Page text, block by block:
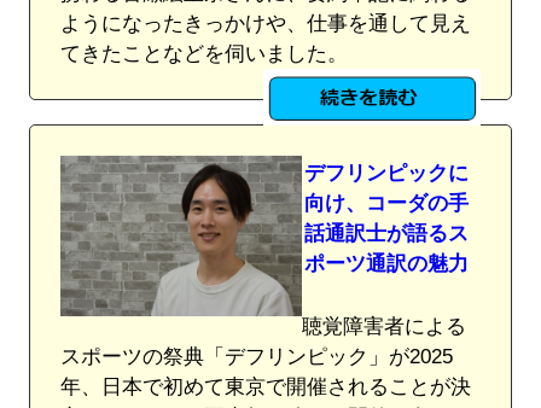
ようになったきっかけや、仕事を通して見え
てきたことなどを伺いました。
デフリンピックに
向け、コーダの手
話通訳士が語るス
ポーツ通訳の魅力
聴覚障害者による
スポーツの祭典「デフリンピック」が2025
年、日本で初めて東京で開催されることが決